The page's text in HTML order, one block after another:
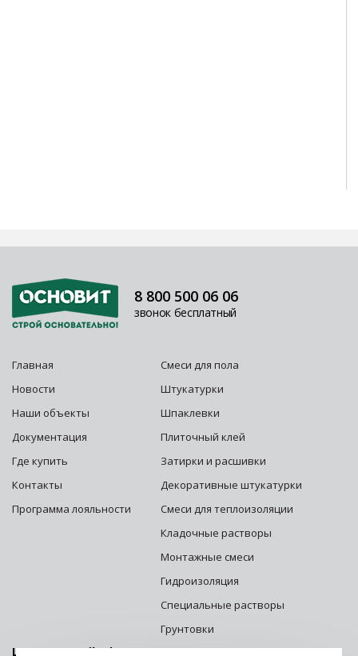
Главная
Новости
Наши объекты
Документация
Где купить
Контакты
Программа лояльности
Смеси для пола
Штукатурки
Шпаклевки
Плиточный клей
Затирки и расшивки
Декоративные штукатурки
Смеси для теплоизоляции
Кладочные растворы
Монтажные смеси
Гидроизоляция
Специальные растворы
Грунтовки
8 800 500 06 06
звонок бесплатный
Центральный офис г. Москва: